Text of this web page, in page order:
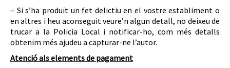
– Si s’ha produït un fet delictiu en el vostre establiment o
en altres i heu aconseguit veure’n algun detall, no deixeu de
trucar a la Policia Local i notificar-ho, com més detalls
obtenim més ajudeu a capturar-ne l’autor.
Atenció als elements de pagament